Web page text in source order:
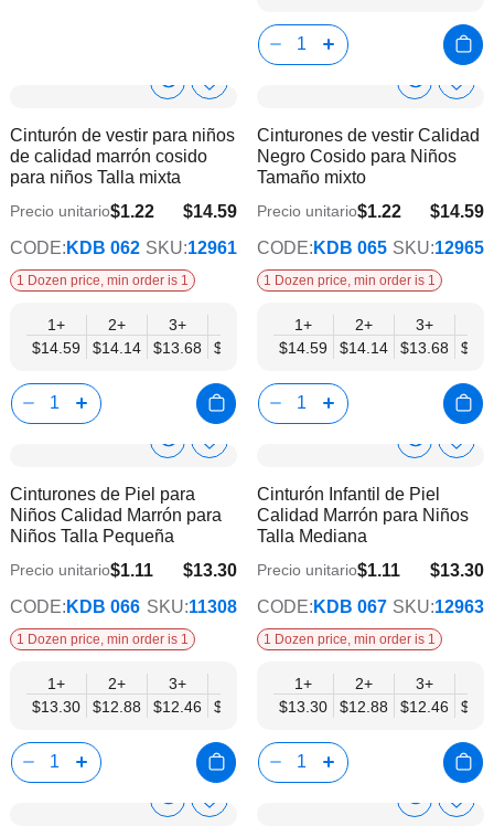
Show
Info
Añadir
la
deseos
Cinturón de vestir para niños
de calidad marrón cosido
para niños Talla mixta
$14.59
$11.86
Precio unitario$1.22
CODE: KDB 062 SKU:12961
1 Dozen price, min order is 1
1+
$14.59
2+
$14.14
3+
$13.68
$13.22
6+
$12.77
9+
$12.31
12+
$11.86
Show
Info la
lista
Cinturones de vestir Calidad
Negro Cosido para Niños
Tamaño mixto
$14.59
$11.86
Precio unitario$1.22
CODE: KDB 065 SKU:12965
1 Dozen price, min order is 1
1+
$14.59
2+
$14.14
3+
$13.68
Show
Info
Añadir
lista
deseos
Cinturones de Piel para
Niños Calidad Marrón para
Niños Talla Pequeña
$13.30
$10.80
Precio unitario$1.11
CODE: KDB 066 SKU:11308
1 Dozen price, min order is 1
1+
$13.30
2+
$12.88
3+
$12.46
$12.05
6+
$11.63
9+
$11.22
12+
$10.80
Show
Info
lista
Cinturón Infantil de Piel
Calidad Marrón para Niños
Talla Mediana
$13.30
$10.80
Precio unitario$1.11
CODE: KDB 067 SKU:12963
1 Dozen price, min order is 1
1+
$13.30
2+
$12.88
3+
$12.46
ShowAñadir
Show